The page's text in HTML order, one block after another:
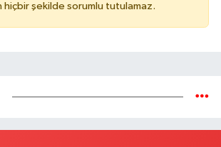
hiçbir şekilde sorumlu tutulamaz.